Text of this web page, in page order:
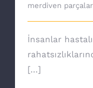
merdiven
İnsanlar
[...]